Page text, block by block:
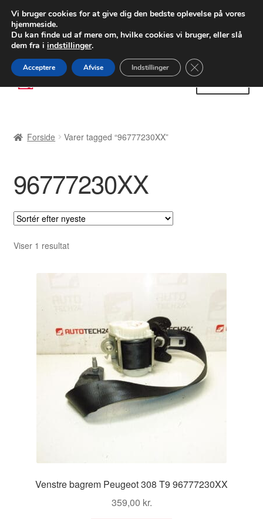
LEVERING fra 55 kr.
FEDEX verdensomspændende forsendelse
80 82 72 02
Spring
til
Spring
til
Betalinger
Kasse
Klage
Klageprocedure
Kontakte
Levering
Forside Varer tagged “96777230XX”
96777230XX
Viser 1 resultat
Venstre bagrem Peugeot 308 T9 96777230XX
359,00 kr.
Vi bruger cookies for at give dig den bedste oplevelse på vores
hjemmeside.
Du kan finde ud af mere om, hvilke cookies vi bruger, eller slå
dem fra i indstillinger.
Acceptere Afvise Indstillinger Close GDPR